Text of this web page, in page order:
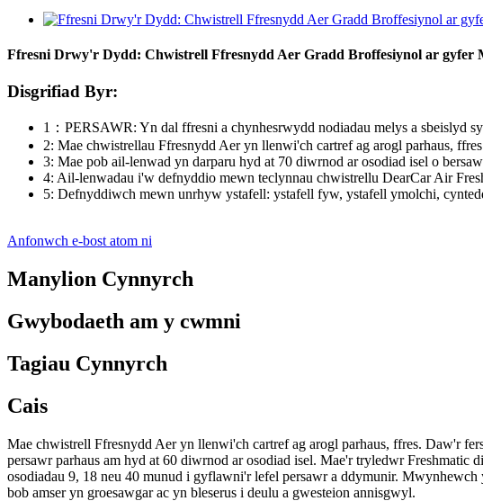
Ffresni Drwy'r Dydd: Chwistrell Ffresnydd Aer Gradd Broffesiynol ar gyfer
Disgrifiad Byr:
1：PERSAWR: Yn dal ffresni a chynhesrwydd nodiadau melys a sbeislyd
2: Mae chwistrellau Ffresnydd Aer yn llenwi'ch cartref ag arogl parhaus,
3: Mae pob ail-lenwad yn darparu hyd at 70 diwrnod ar osodiad isel o
4: Ail-lenwadau i'w defnyddio mewn teclynnau chwistrellu DearCar Air
5: Defnyddiwch mewn unrhyw ystafell: ystafell fyw, ystafell ymolchi,
Anfonwch e-bost atom ni
Manylion Cynnyrch
Gwybodaeth am y cwmni
Tagiau Cynnyrch
Cais
Mae chwistrell Ffresnydd Aer yn llenwi'ch cartref ag arogl parhaus, ffres. Daw'r
persawr parhaus am hyd at 60 diwrnod ar osodiad isel. Mae'r tryledwr
osodiadau 9, 18 neu 40 munud i gyflawni'r lefel persawr a ddymunir.
bob amser yn groesawgar ac yn bleserus i deulu a gwesteion annisgwyl.